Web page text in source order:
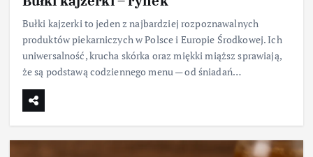
Bułki kajzerki to jeden z najbardziej rozpoznawalnych
produktów piekarniczych w Polsce i Europie Środkowej. Ich
uniwersalność, krucha skórka oraz miękki miąższ sprawiają,
że są podstawą codziennego menu — od śniadań…